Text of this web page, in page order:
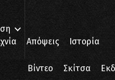
Απόψεις Ιστορία
Βίντεο Σκίτσα
όλα τα καταστήματα των